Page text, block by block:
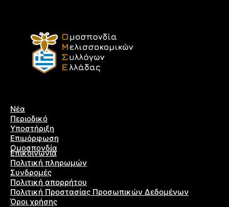
Νέα
Περιοδικό
Υποστήριξη
Επιμόρφωση
Ομοσπονδία
Επικοινωνία
Πολιτική πληρωμών
Συνδρομές
Πολιτική απορρήτου
Πολιτική Προστασίας Προσωπικών Δεδομένων
Όροι χρήσης